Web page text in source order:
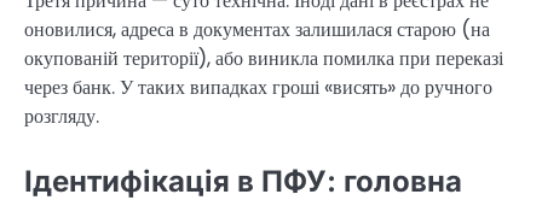
оновилися, адреса в документах залишилася старою (на
окупованій території), або виникла помилка при переказі
через банк. У таких випадках гроші «висять» до ручного
розгляду.
Ідентифікація в ПФУ: головна